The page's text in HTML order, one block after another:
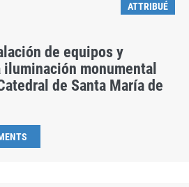
ATTRIBUÉ
de equipos y
monumental
de Santa María de